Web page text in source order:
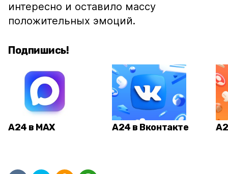
интересно и оставило массу
положительных эмоций.
Подпишись!
А24 в MAX А24 в Вконтакте